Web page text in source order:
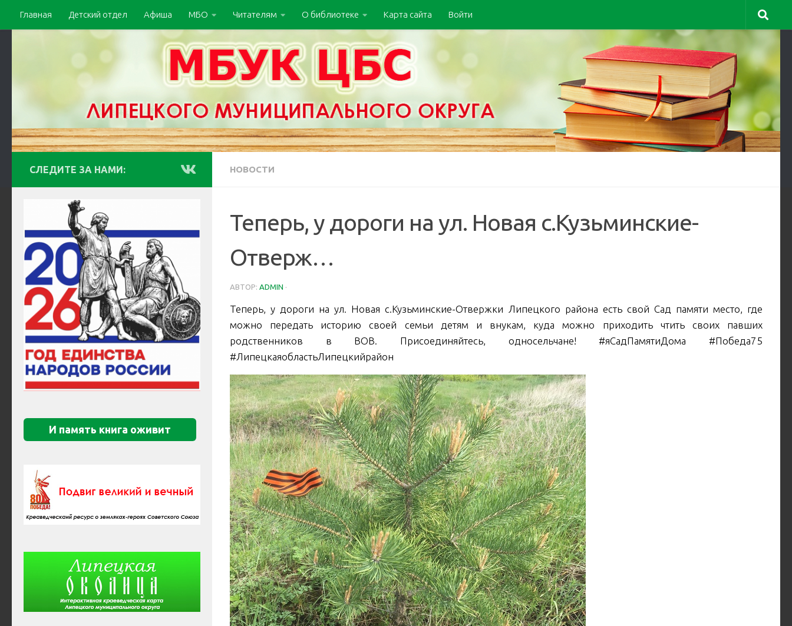
Главная Детский отдел Афиша МБО Читателям О библиотеке Карта сайта Войти
НОВОСТИ
Теперь, у дороги на ул. Новая с.Кузьминские-
Отверж…
АВТОР: ADMIN ·
Теперь, у дороги на ул. Новая с.Кузьминские-Отвержки Липецкого района есть свой Сад памяти место, где
можно передать историю своей семьи детям и внукам, куда можно приходить чтить своих павших
родственников в ВОВ. Присоединяйтесь, односельчане! #яСадПамятиДома #Победа75
#ЛипецкаяобластьЛипецкийрайон
СЛЕДИТЕ ЗА НАМИ:
И память книга оживит